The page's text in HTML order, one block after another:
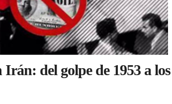
Irán: del golpe de 1953 a los